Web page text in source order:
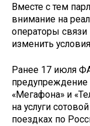
Вместе с тем
внимание на
операторы
изменить
Ранее 17 июля
предупреждение
«Мегафона» и
на услуги
поездках по